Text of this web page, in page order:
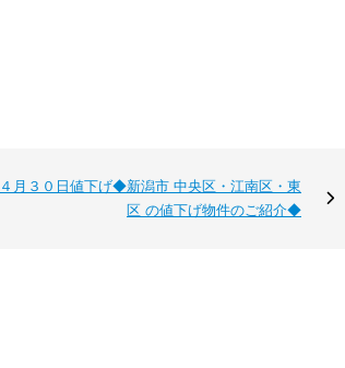
４月３０日値下げ◆新潟市 中央区・江南区・東
区 の値下げ物件のご紹介◆